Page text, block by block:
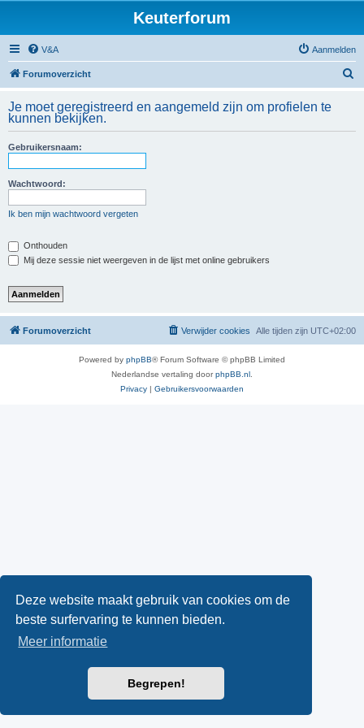
Deze website maakt gebruik van cookies om de
beste surfervaring te kunnen bieden.
Meer informatie
Begrepen!
Keuterforum
V&A Aanmelden
Forumoverzicht
k
Je moet geregistreerd en aangemeld zijn om profielen te
kunnen bekijken.
Gebruikersnaam:
Wachtwoord:
Ik ben mijn wachtwoord vergeten
Onthouden
Mij deze sessie niet weergeven in de lijst met online gebruikers
Forumoverzicht Alle tijden zijn UTC+02:00
Verwijder cookies
Powered by phpBB® Forum Software © phpBB Limited
Nederlandse vertaling doorphpBB.nl.
Privacy | Gebruikersvoorwaarden